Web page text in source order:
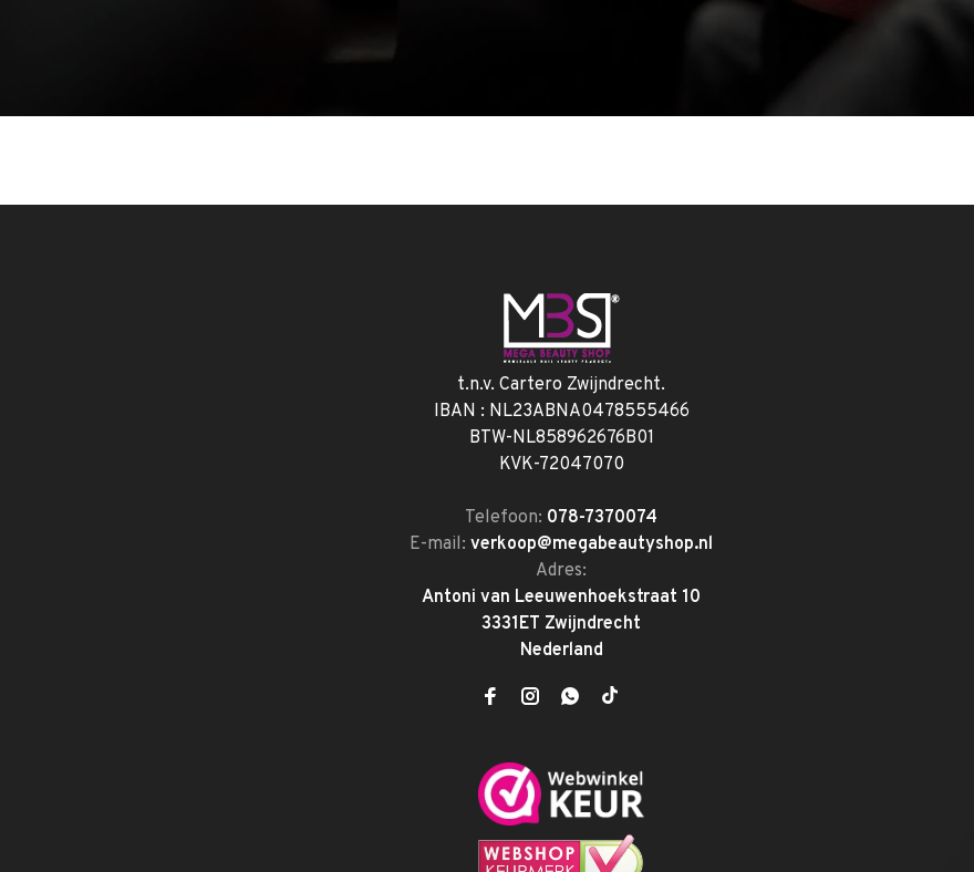
t.n.v. Cartero Zwijndrecht.
IBAN : NL23ABNA0478555466
BTW-NL858962676B01
KVK-72047070
Telefoon: 078-7370074
E-mail:verkoop@megabeautyshop.nl
Adres:
Antoni van Leeuwenhoekstraat 10
3331ET Zwijndrecht
Nederland